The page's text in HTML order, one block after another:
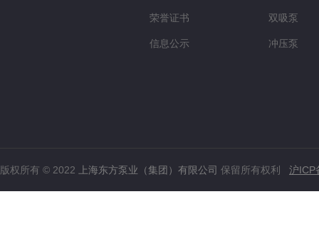
荣誉证书
信息公示
双吸泵
冲压泵
版权所有 © 2022 上海东方泵业（集团）有限公司 保留所有权利 沪ICP